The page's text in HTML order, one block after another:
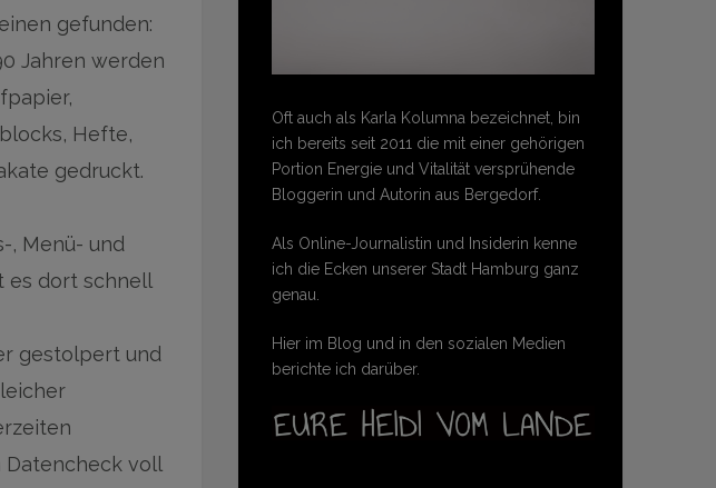
gefunden:
Jahren werden
Hefte,
gedruckt.
, Menü- und
es dort schnell
gestolpert und
Datencheck voll
Oft auch als Karla Kolumna bezeichnet, bin
ich bereits seit 2011 die mit einer gehörigen
Portion Energie und Vitalität versprühende
Bloggerin und Autorin aus Bergedorf.
Als Online-Journalistin und Insiderin kenne
ich die Ecken unserer Stadt Hamburg ganz
genau.
Hier im Blog und in den sozialen Medien
berichte ich darüber.